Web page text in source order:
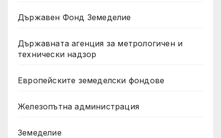
Държавен Фонд Земеделие
Държавната агенция за метрологичен и
технически надзор
Европейските земеделски фондове
Железопътна администрация
Земеделие